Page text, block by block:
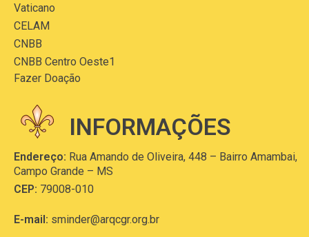
Vaticano
CELAM
CNBB
CNBB Centro Oeste1
Fazer Doação
INFORMAÇÕES
Endereço: Rua Amando de Oliveira, 448 – Bairro Amambai,
Campo Grande – MS
CEP: 79008-010
E-mail: sminder@arqcgr.org.br